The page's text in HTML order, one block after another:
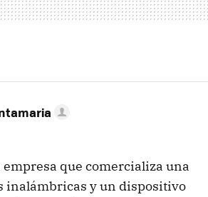
empresa que comercializa una
inalámbricas y un dispositivo